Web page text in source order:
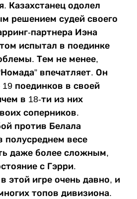
Казахстанец одолел
решением судей своего
партнера Иэна
испытал в поединке
Тем не менее,
впечатляет. Он
поединков в своей
в 18-ти из них
соперников.
против Белала
полусреднем весе
даже более сложным,
с Гэрри.
этой игре очень давно, и
топов дивизиона.